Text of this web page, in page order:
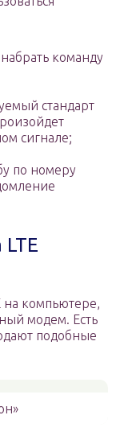
команду
стандарт
сигнале;
по номеру
на компьютере,
модем. Есть
подобные